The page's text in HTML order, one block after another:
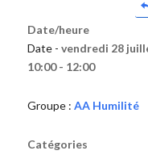
Date/heure
Date - vendredi 28
10:00 - 12:00
Groupe : AA Humilité
Catégories